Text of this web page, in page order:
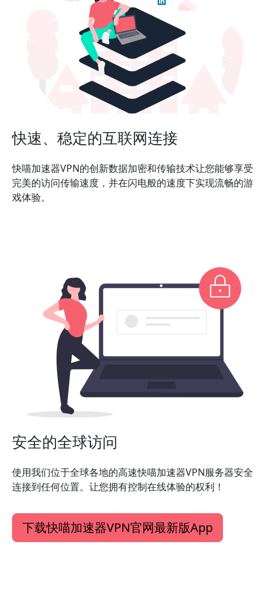
快速、稳定的互联网连接
快喵加速器VPN的创新数据加密和传输技术让您能够享受
完美的访问传输速度，并在闪电般的速度下实现流畅的游
戏体验。
安全的全球访问
使用我们位于全球各地的高速快喵加速器VPN服务器安全
连接到任何位置。让您拥有控制在线体验的权利！
下载快喵加速器VPN官网最新版App